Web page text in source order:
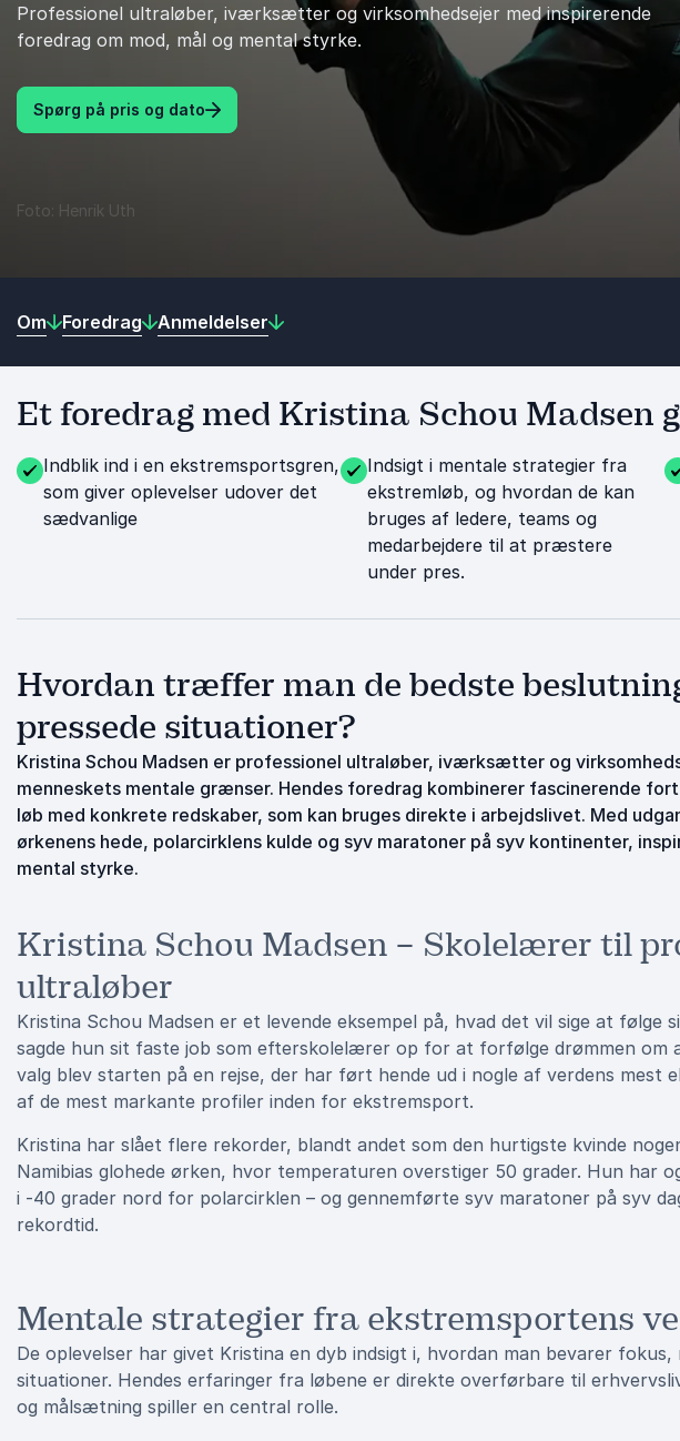
Professionel ultraløber, iværksætter og virksomhedsejer med inspirerende
foredrag om mod, mål og mental styrke.
Spørg på pris og dato
Foto: Henrik Uth
Om Foredrag Anmeldelser
Et foredrag med Kristina Schou Madsen
Indblik ind i en ekstremsportsgren,
som giver oplevelser udover det
sædvanlige
Indsigt i mentale strategier fra
ekstremløb, og hvordan de kan
bruges af ledere, teams og
medarbejdere til at præstere
under pres.
Hvordan træffer man de bedste
pressede situationer?
Kristina Schou Madsen er professionel ultraløber, iværksætter og
menneskets mentale grænser. Hendes foredrag kombinerer fascinerende
løb med konkrete redskaber, som kan bruges direkte i arbejdslivet. Med
ørkenens hede, polarcirklens kulde og syv maratoner på syv kontinenter,
mental styrke.
Kristina Schou Madsen – Skolelærer til
ultraløber
Kristina Schou Madsen er et levende eksempel på, hvad det vil sige at følge
sagde hun sit faste job som efterskolelærer op for at forfølge drømmen om
valg blev starten på en rejse, der har ført hende ud i nogle af verdens mest
af de mest markante profiler inden for ekstremsport.
Kristina har slået flere rekorder, blandt andet som den hurtigste kvinde
Namibias glohede ørken, hvor temperaturen overstiger 50 grader. Hun har
i -40 grader nord for polarcirklen – og gennemførte syv maratoner på syv
rekordtid.
Mentale strategier fra ekstremsportens
De oplevelser har givet Kristina en dyb indsigt i, hvordan man bevarer
situationer. Hendes erfaringer fra løbene er direkte overførbare til
og målsætning spiller en central rolle.